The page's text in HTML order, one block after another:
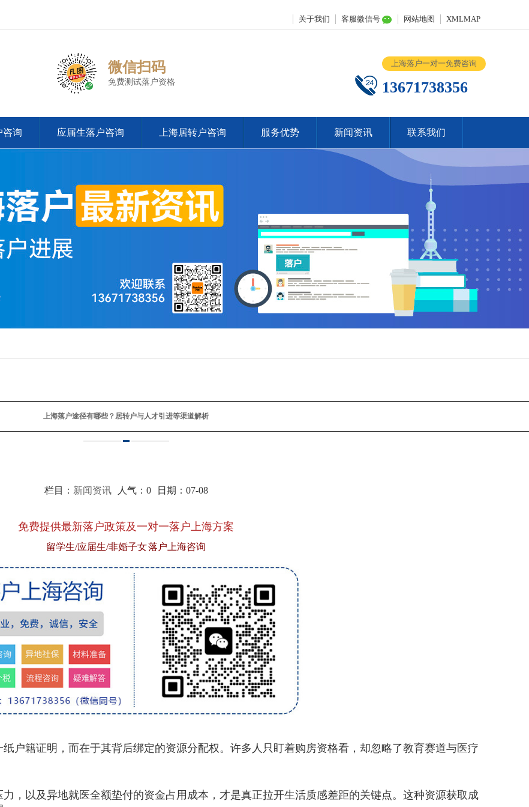
关于我们 客服微信号 网站地图 XMLMAP
微信扫码
免费测试落户资格
上海落户一对一免费咨询
13671738356
咨询 应届生落户咨询 上海居转户咨询 服务优势 新闻资讯 联系我们
上海落户途径有哪些？居转户与人才引进等渠道解析
栏目： 新闻资讯人气： 0日期：07-08
免费提供最新落户政策及一对一落户上海方案
留学生/应届生/非婚子女 落户上海咨询
籍证明，而在于其背后绑定的资源分配权。许多人只盯着购房资格看，却忽略了教育赛道与医疗
以及异地就医全额垫付的资金占用成本，才是真正拉开生活质感差距的关键点。这种资源获取成